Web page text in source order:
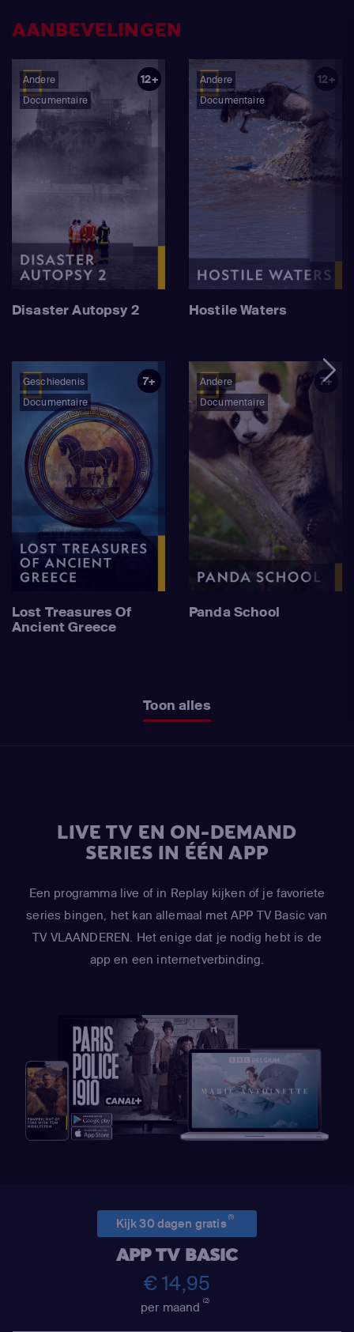
AANBEVELINGEN
Andere
Documentaire
12+
Disaster Autopsy 2
Andere
Documentaire
12+
Hostile Waters
Geschiedenis
Documentaire
7+
Lost Treasures Of
Ancient Greece
Andere
Documentaire
7+
Panda School
Toon alles
LIVE TV EN ON-DEMAND
SERIES IN ÉÉN APP
Een programma live of in Replay kijken of je favoriete
series bingen, het kan allemaal met APP TV Basic van
TV VLAANDEREN. Het enige dat je nodig hebt is de
app en een internetverbinding.
Kijk 30 dagen gratis(1)
APP TV BASIC
€ 14,95
per maand(2)